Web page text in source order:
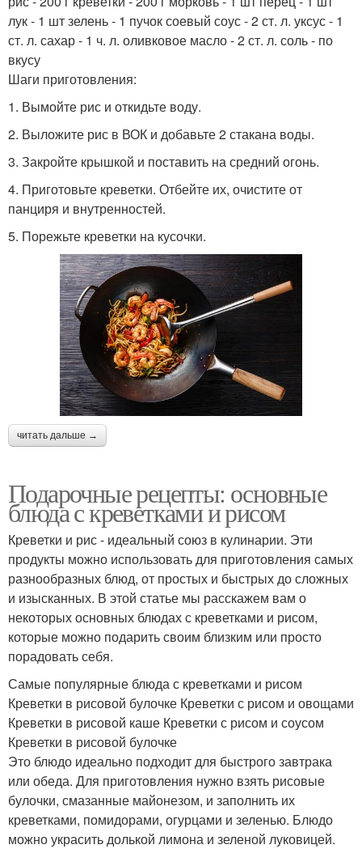
лук - 1 шт зелень - 1 пучок соевый соус - 2 ст. л. уксус - 1
ст. л. сахар - 1 ч. л. оливковое масло - 2 ст. л. соль - по
вкусу
Шаги приготовления:
1. Вымойте рис и откидьте воду.
2. Выложите рис в ВОК и добавьте 2 стакана воды.
3. Закройте крышкой и поставить на средний огонь.
4. Приготовьте креветки. Отбейте их, очистите от
панциря и внутренностей.
5. Порежьте креветки на кусочки.
читать дальше →
Подарочные рецепты: основные
блюда с креветками и рисом
Креветки и рис - идеальный союз в кулинарии. Эти
продукты можно использовать для приготовления самых
разнообразных блюд, от простых и быстрых до сложных
и изысканных. В этой статье мы расскажем вам о
некоторых основных блюдах с креветками и рисом,
которые можно подарить своим близким или просто
порадовать себя.
Самые популярные блюда с креветками и рисом
Креветки в рисовой булочке Креветки с рисом и овощами
Креветки в рисовой каше Креветки с рисом и соусом
Креветки в рисовой булочке
Это блюдо идеально подходит для быстрого завтрака
или обеда. Для приготовления нужно взять рисовые
булочки, смазанные майонезом, и заполнить их
креветками, помидорами, огурцами и зеленью. Блюдо
можно украсить долькой лимона и зеленой луковицей.